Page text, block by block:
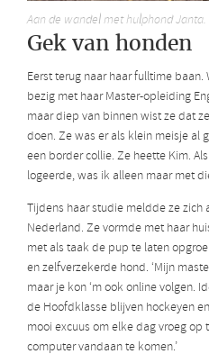
Aan de wandel met hulphond Janta.
Gek van honden
Eerst terug naar haar fulltime
bezig met haar Master-opleiding
maar diep van binnen wist ze dat
doen. Ze was er als klein meisje al
een border collie. Ze heette Kim.
logeerde, was ik alleen maar met
Tijdens haar studie meldde ze
Nederland. Ze vormde met haar
met als taak de pup te laten
en zelfverzekerde hond. ‘Mijn
maar je kon ‘m ook online volgen.
de Hoofdklasse blijven hockeyen
mooi excuus om elke dag vroeg
computer vandaan te komen.’